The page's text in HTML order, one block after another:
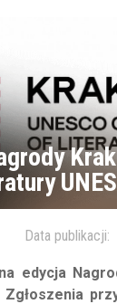
Data publikacji:
edycja
Zgłoszenia